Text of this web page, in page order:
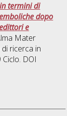
termini di
dopo
e
Mater
ricerca in
Ciclo. DOI